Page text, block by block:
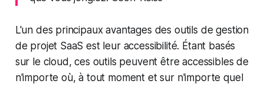
L'un des principaux avantages des outils de gestion
de projet SaaS est leur accessibilité. Étant basés
sur le cloud, ces outils peuvent être accessibles de
n'importe où, à tout moment et sur n'importe quel